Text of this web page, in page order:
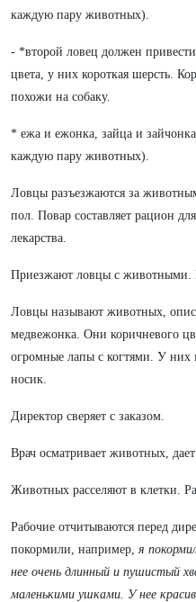
каждую пару животных).
- *второй ловец должен
цвета, у них короткая шерсть.
похожи на собаку.
* ежа и ежонка, зайца и
каждую пару животных).
Ловцы разъезжаются за
пол. Повар составляет рацион
лекарства.
Приезжают ловцы с животными.
Ловцы называют животных,
медвежонка. Они коричневого
огромные лапы с когтями. У них
носик.
Директор сверяет с заказом.
Врач осматривает животных,
Животных расселяют в клетки.
Рабочие отчитываются перед
покормили, например,я
нее очень длинный и пушистый
маленькими ушками. У нее